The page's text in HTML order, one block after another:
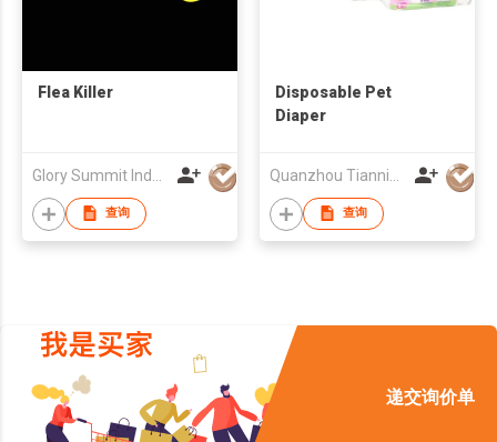
Flea Killer
查询
Disposable Pet
Diaper
查询
递交询价单